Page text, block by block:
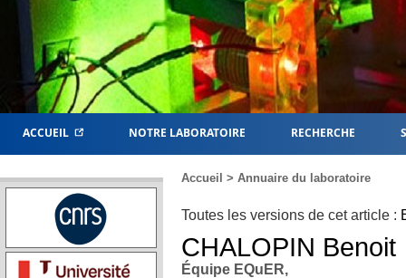
ACCUEIL NOTRE LABORATOIRE RECHERCHE
Accueil > Annuaire du laboratoire
Toutes les versions de cet article :
CHALOPIN Benoit
Équipe EQuER,